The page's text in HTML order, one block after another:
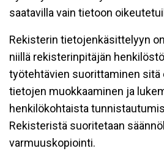
saatavilla vain tietoon
Rekisterin tietojenkäsittelyyn
niillä rekisterinpitäjän
työtehtävien suorittaminen sitä
tietojen muokkaaminen ja
henkilökohtaista
Rekisteristä suoritetaan
varmuuskopiointi.